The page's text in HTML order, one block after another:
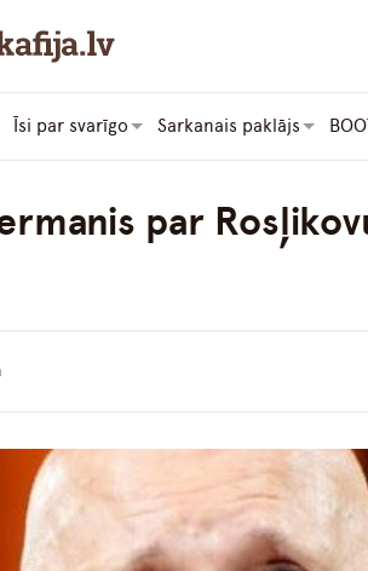
Īsi par svarīgo Sarkanais paklājs
par